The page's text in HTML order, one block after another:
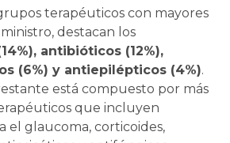
terapéuticos con mayores
destacan los
antibióticos (12%),
(6%) y antiepilépticos (4%).
está compuesto por más
que incluyen
el glaucoma, corticoides,